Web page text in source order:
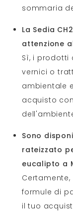
sommaria
La Sedia
attenzione
Sì, i prodotti
vernici o
ambientale
acquisto
Sono
rateizzato
eucalipto a
Certamente,
formule di
il tuo